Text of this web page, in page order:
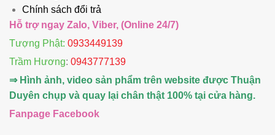
Chính sách đổi trả
Hỗ trợ ngay Zalo, Viber, (Online 24/7)
Tượng Phật: 0933449139
Trầm Hương: 0943777139
⇒ Hình ảnh, video sản phẩm trên website được Thuận
Duyên chụp và quay lại chân thật 100% tại cửa hàng.
Fanpage Facebook